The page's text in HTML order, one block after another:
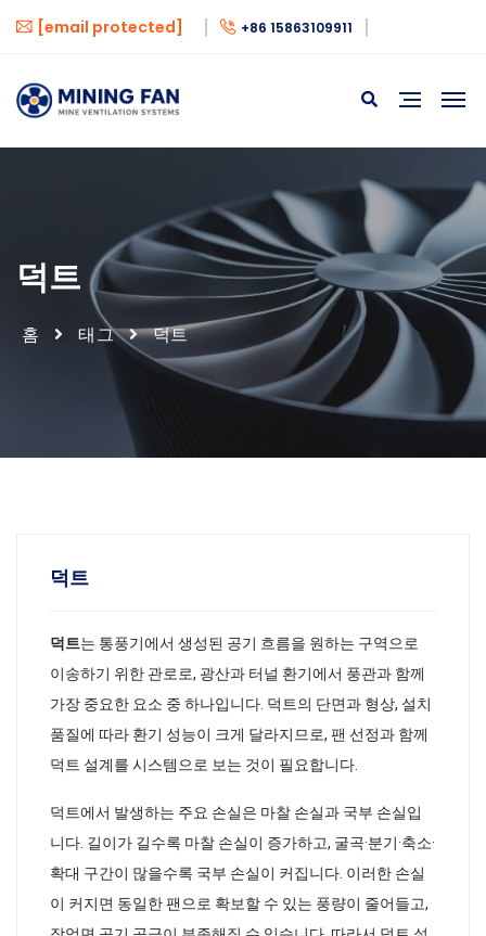
[email protected] +86 15863109911
덕트
홈 태그 덕트
덕트
덕트는 통풍기에서 생성된 공기 흐름을 원하는 구역으로
이송하기 위한 관로로, 광산과 터널 환기에서 풍관과 함께
가장 중요한 요소 중 하나입니다. 덕트의 단면과 형상, 설치
품질에 따라 환기 성능이 크게 달라지므로, 팬 선정과 함께
덕트 설계를 시스템으로 보는 것이 필요합니다.
덕트에서 발생하는 주요 손실은 마찰 손실과 국부 손실입
니다. 길이가 길수록 마찰 손실이 증가하고, 굴곡·분기·축소·
확대 구간이 많을수록 국부 손실이 커집니다. 이러한 손실
이 커지면 동일한 팬으로 확보할 수 있는 풍량이 줄어들고,